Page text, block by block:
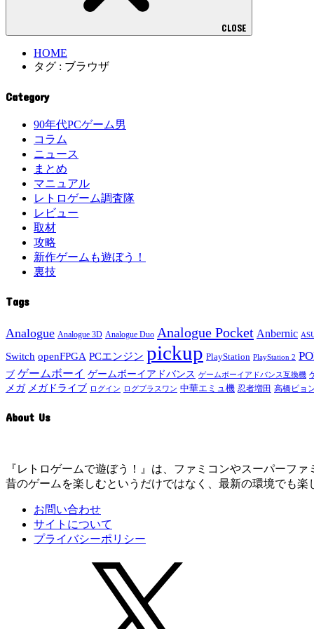
CLOSE
HOME
タグ : ブラウザ
Category
90年代PCゲーム男
コラム
ニュース
まとめ
マニュアル
レトロゲーム調査隊
レビュー
取材
攻略
新作ゲームも遊ぼう！
裏技
Tags
Analogue Analogue 3D Analogue Duo Analogue Pocket Anbernic
Switch openFPGA PCエンジン pickup PlayStation PlayStation 2
ブ ゲームボーイ ゲームボーイアドバンス ゲームボーイアドバンス互換機
メガ メガドライブ ログイン ログプラスワン 中華エミュ機 忍者増田 高橋ピョ
About Us
『レトロゲームで遊ぼう！』は、ファミコンやスーパーフ
昔のゲームを楽しむというだけではなく、最新の環境でも
お問い合わせ
サイトについて
プライバシーポリシー